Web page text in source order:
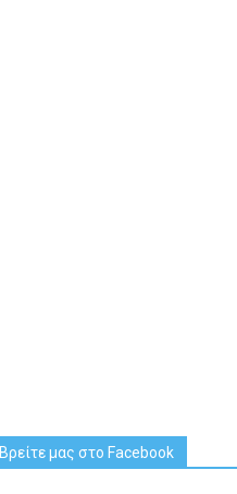
Βρείτε μας στο Facebook